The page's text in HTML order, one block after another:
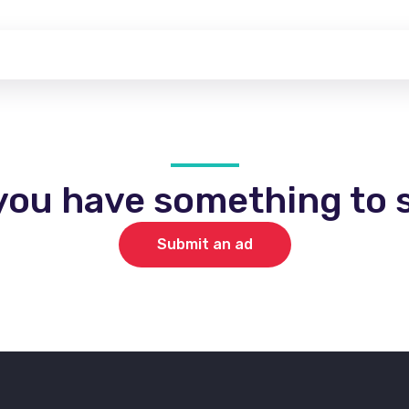
have something to
Submit an ad